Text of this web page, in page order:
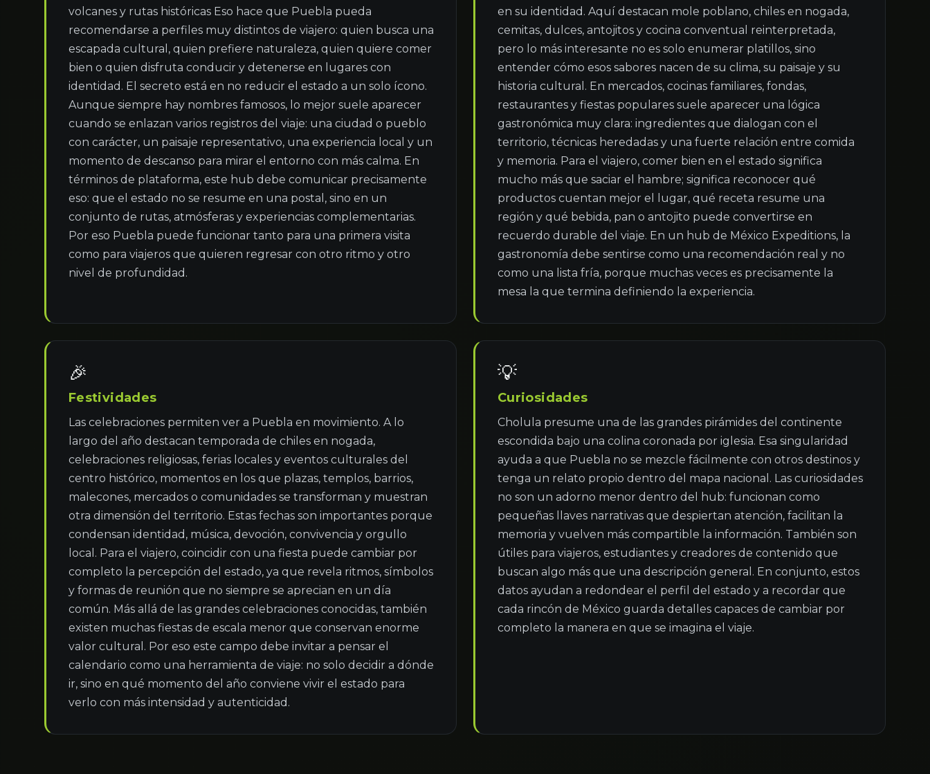
volcanes y rutas históricas Eso hace que Puebla pueda
recomendarse a perfiles muy distintos de viajero: quien busca una
escapada cultural, quien prefiere naturaleza, quien quiere comer
bien o quien disfruta conducir y detenerse en lugares con
identidad. El secreto está en no reducir el estado a un solo ícono.
Aunque siempre hay nombres famosos, lo mejor suele aparecer
cuando se enlazan varios registros del viaje: una ciudad o pueblo
con carácter, un paisaje representativo, una experiencia local y un
momento de descanso para mirar el entorno con más calma. En
términos de plataforma, este hub debe comunicar precisamente
eso: que el estado no se resume en una postal, sino en un
conjunto de rutas, atmósferas y experiencias complementarias.
Por eso Puebla puede funcionar tanto para una primera visita
como para viajeros que quieren regresar con otro ritmo y otro
nivel de profundidad.
en su identidad. Aquí destacan mole poblano, chiles en nogada,
cemitas, dulces, antojitos y cocina conventual reinterpretada,
pero lo más interesante no es solo enumerar platillos, sino
entender cómo esos sabores nacen de su clima, su paisaje y su
historia cultural. En mercados, cocinas familiares, fondas,
restaurantes y fiestas populares suele aparecer una lógica
gastronómica muy clara: ingredientes que dialogan con el
territorio, técnicas heredadas y una fuerte relación entre comida
y memoria. Para el viajero, comer bien en el estado significa
mucho más que saciar el hambre; significa reconocer qué
productos cuentan mejor el lugar, qué receta resume una
región y qué bebida, pan o antojito puede convertirse en
recuerdo durable del viaje. En un hub de México Expeditions, la
gastronomía debe sentirse como una recomendación real y no
como una lista fría, porque muchas veces es precisamente la
mesa la que termina definiendo la experiencia.
🎉
Festividades
Las celebraciones permiten ver a Puebla en movimiento. A lo
largo del año destacan temporada de chiles en nogada,
celebraciones religiosas, ferias locales y eventos culturales del
centro histórico, momentos en los que plazas, templos, barrios,
malecones, mercados o comunidades se transforman y muestran
otra dimensión del territorio. Estas fechas son importantes porque
condensan identidad, música, devoción, convivencia y orgullo
local. Para el viajero, coincidir con una fiesta puede cambiar por
completo la percepción del estado, ya que revela ritmos, símbolos
y formas de reunión que no siempre se aprecian en un día
común. Más allá de las grandes celebraciones conocidas, también
existen muchas fiestas de escala menor que conservan enorme
valor cultural. Por eso este campo debe invitar a pensar el
calendario como una herramienta de viaje: no solo decidir a dónde
ir, sino en qué momento del año conviene vivir el estado para
verlo con más intensidad y autenticidad.
💡
Curiosidades
Cholula presume una de las grandes pirámides del continente
escondida bajo una colina coronada por iglesia. Esa singularidad
ayuda a que Puebla no se mezcle fácilmente con otros destinos y
tenga un relato propio dentro del mapa nacional. Las curiosidades
no son un adorno menor dentro del hub: funcionan como
pequeñas llaves narrativas que despiertan atención, facilitan la
memoria y vuelven más compartible la información. También son
útiles para viajeros, estudiantes y creadores de contenido que
buscan algo más que una descripción general. En conjunto, estos
datos ayudan a redondear el perfil del estado y a recordar que
cada rincón de México guarda detalles capaces de cambiar por
completo la manera en que se imagina el viaje.